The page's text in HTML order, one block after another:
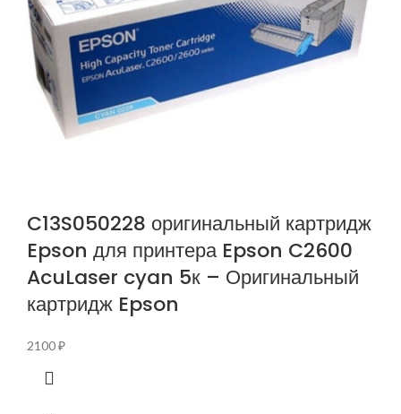
C13S050228 оригинальный картридж
Epson для принтера Epson C2600
AcuLaser cyan 5к – Оригинальный
картридж Epson
2100₽